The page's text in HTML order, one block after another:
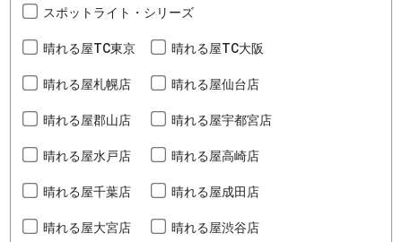
スポットライト・シリーズ
晴れる屋TC東京 晴れる屋TC大阪
晴れる屋札幌店 晴れる屋仙台店
晴れる屋郡山店 晴れる屋宇都宮店
晴れる屋水戸店 晴れる屋高崎店
晴れる屋千葉店 晴れる屋成田店
晴れる屋大宮店 晴れる屋渋谷店